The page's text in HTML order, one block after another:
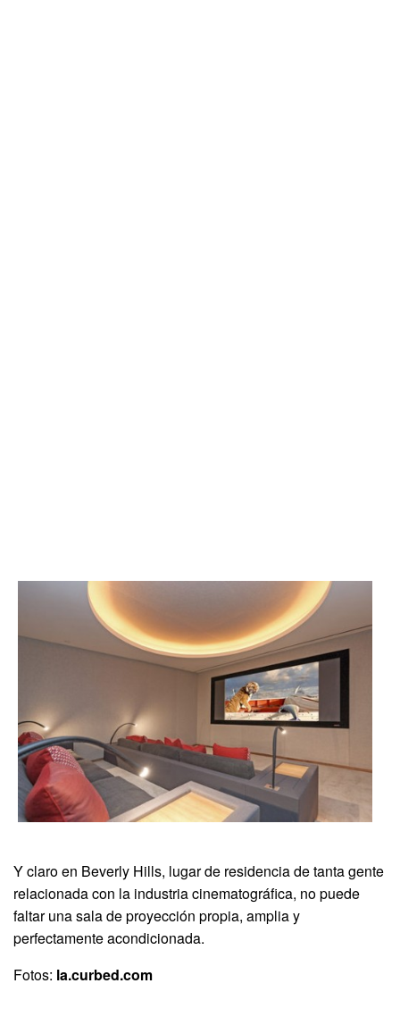
Y claro en Beverly Hills, lugar de residencia de tanta gente
relacionada con la industria cinematográfica, no puede
faltar una sala de proyección propia, amplia y
perfectamente acondicionada.
Fotos: la.curbed.com